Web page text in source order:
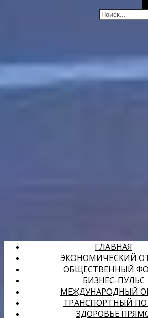
ГЛАВНАЯ
ЭКОНОМИЧЕСКИЙ
ОБЩЕСТВЕННЫЙ
БИЗНЕС-ПУЛЬС
МЕЖДУНАРОДНЫЙ
ТРАНСПОРТНЫЙ
ЗДОРОВЬЕ